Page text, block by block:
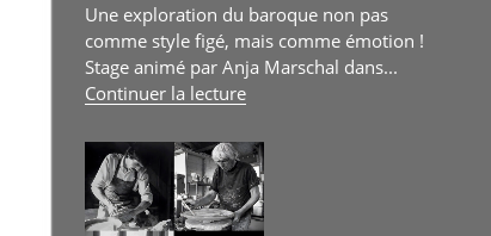
Une exploration du baroque non pas
comme style figé, mais comme émotion !
Stage animé par Anja Marschal dans...
Continuer la lecturede
Re-
Baroque
du
8